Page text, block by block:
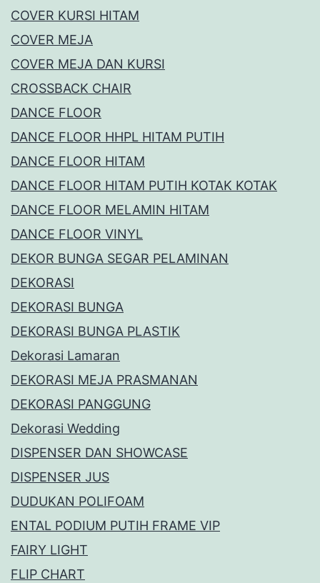
COVER KURSI HITAM
COVER MEJA
COVER MEJA DAN KURSI
CROSSBACK CHAIR
DANCE FLOOR
DANCE FLOOR HHPL HITAM PUTIH
DANCE FLOOR HITAM
DANCE FLOOR HITAM PUTIH KOTAK KOTAK
DANCE FLOOR MELAMIN HITAM
DANCE FLOOR VINYL
DEKOR BUNGA SEGAR PELAMINAN
DEKORASI
DEKORASI BUNGA
DEKORASI BUNGA PLASTIK
Dekorasi Lamaran
DEKORASI MEJA PRASMANAN
DEKORASI PANGGUNG
Dekorasi Wedding
DISPENSER DAN SHOWCASE
DISPENSER JUS
DUDUKAN POLIFOAM
ENTAL PODIUM PUTIH FRAME VIP
FAIRY LIGHT
FLIP CHART